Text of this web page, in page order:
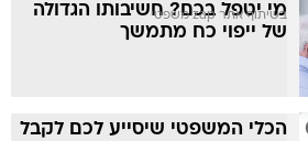
מי יטפל בכם? חשיבותו הגדולה
של ייפוי כח מתמשך
בשיתוף אתר zap משפטי
הכלי המשפטי שיסייע לכם לקבל